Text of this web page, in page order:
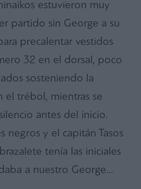
estuvieron muy
partido sin George a su
precalentar vestidos
32 en el dorsal, poco
sosteniendo la
el trébol, mientras se
antes del inicio.
negros y el capitán Tasos
tenía las iniciales
a nuestro George…